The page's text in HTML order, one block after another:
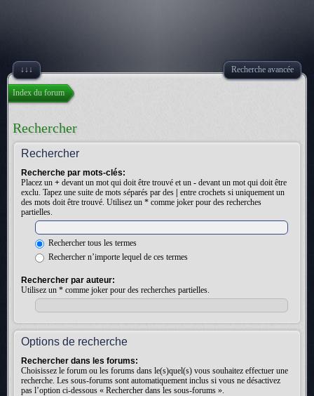
↓↓↓ Recherche avancée
Index du forum
Rechercher
Rechercher
Recherche par mots-clés:
Placez un + devant un mot qui doit être trouvé et un - devant un mot qui doit être
exclu. Tapez une suite de mots séparés par des
entre crochets si uniquement un
des mots doit être trouvé. Utilisez un * comme joker pour des recherches
partielles.
Rechercher tous les termes
Rechercher n’importe lequel de ces termes
Rechercher par auteur:
Utilisez un * comme joker pour des recherches partielles.
Options de recherche
Rechercher dans les forums:
Choisissez le forum ou les forums dans le(s)quel(s) vous souhaitez effectuer une
recherche. Les sous-forums sont automatiquement inclus si vous ne désactivez
pas l’option ci-dessous « Rechercher dans les sous-forums ».